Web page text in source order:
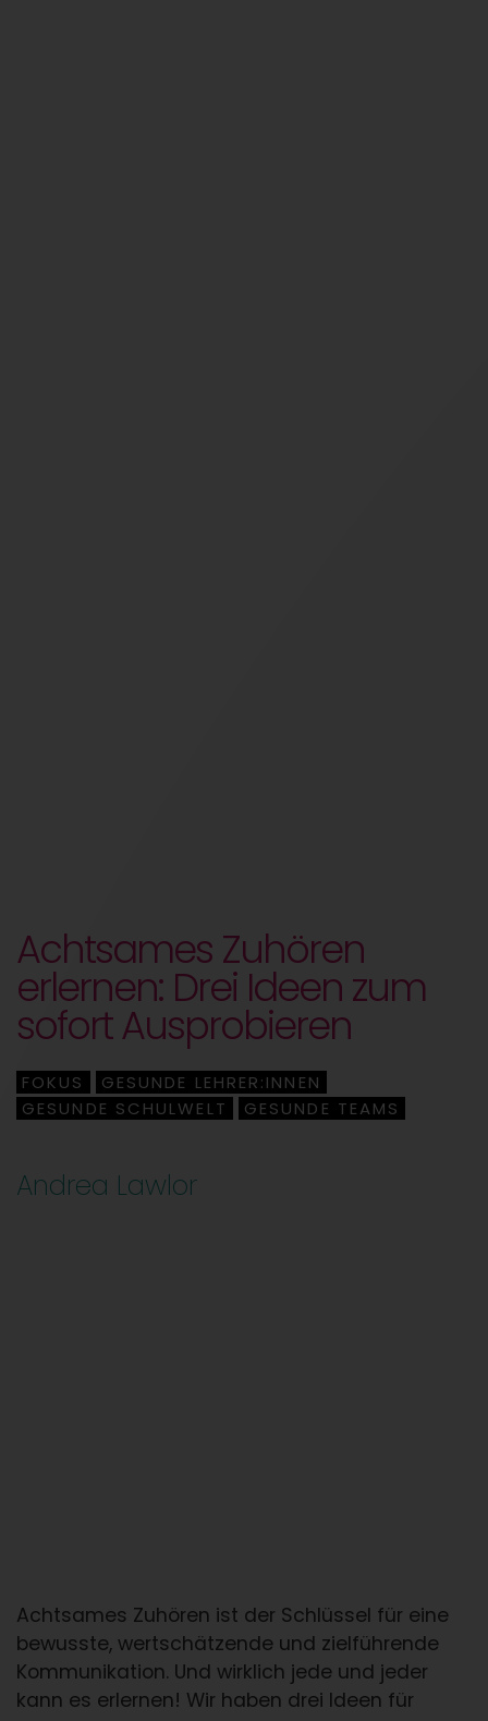
Achtsames Zuhören
erlernen: Drei Ideen zum
sofort Ausprobieren
FOKUS GESUNDE LEHRER:INNEN
GESUNDE SCHULWELT GESUNDE TEAMS
Andrea Lawlor
Achtsames Zuhören ist der Schlüssel für eine
bewusste, wertschätzende und zielführende
Kommunikation. Und wirklich jede und jeder
kann es erlernen! Wir haben drei Ideen für